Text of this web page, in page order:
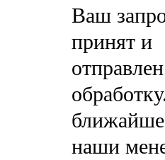
Ваш
принят и
наши